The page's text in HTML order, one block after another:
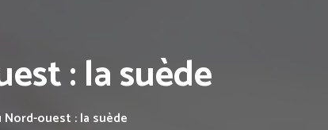
: la suède
ouest : la suède